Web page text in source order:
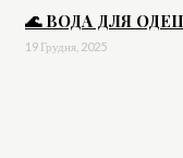
🌊 ВОДА ДЛЯ
19 Грудня, 2025